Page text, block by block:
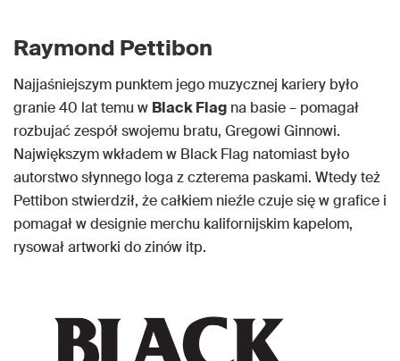
Raymond Pettibon
Najjaśniejszym punktem jego muzycznej kariery było
granie 40 lat temu w Black Flag na basie – pomagał
rozbujać zespół swojemu bratu, Gregowi Ginnowi.
Największym wkładem w Black Flag natomiast było
autorstwo słynnego loga z czterema paskami. Wtedy też
Pettibon stwierdził, że całkiem nieźle czuje się w grafice i
pomagał w designie merchu kalifornijskim kapelom,
rysował artworki do zinów itp.